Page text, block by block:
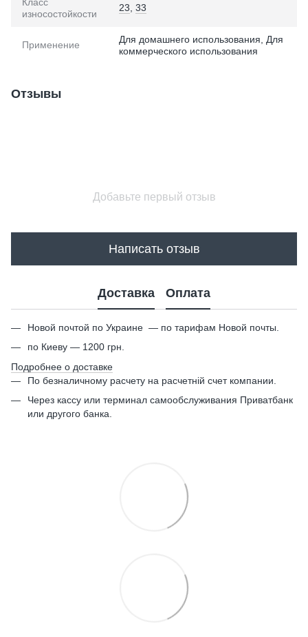
износостойкости
23 33
Применение
Для домашнего использования, Для
коммерческого использования
Отзывы
Добавьте первый отзыв
Написать отзыв
Доставка Оплата
Новой почтой по Украине — по тарифам Новой почты.
по Киеву — 1200 грн.
Подробнее о доставке
По безналичному расчету на расчетній счет компании.
Через кассу или терминал самообслуживания Приватбанк
или другого банка.